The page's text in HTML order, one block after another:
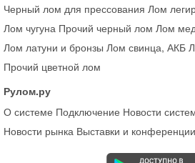
Черный лом для прессования Лом
Лом чугуна Прочий черный лом Лом
Лом латуни и бронзы Лом свинца, АКБ
Прочий цветной лом
Рулом.ру
О системе Подключение Новости
Новости рынка Выставки и конференции